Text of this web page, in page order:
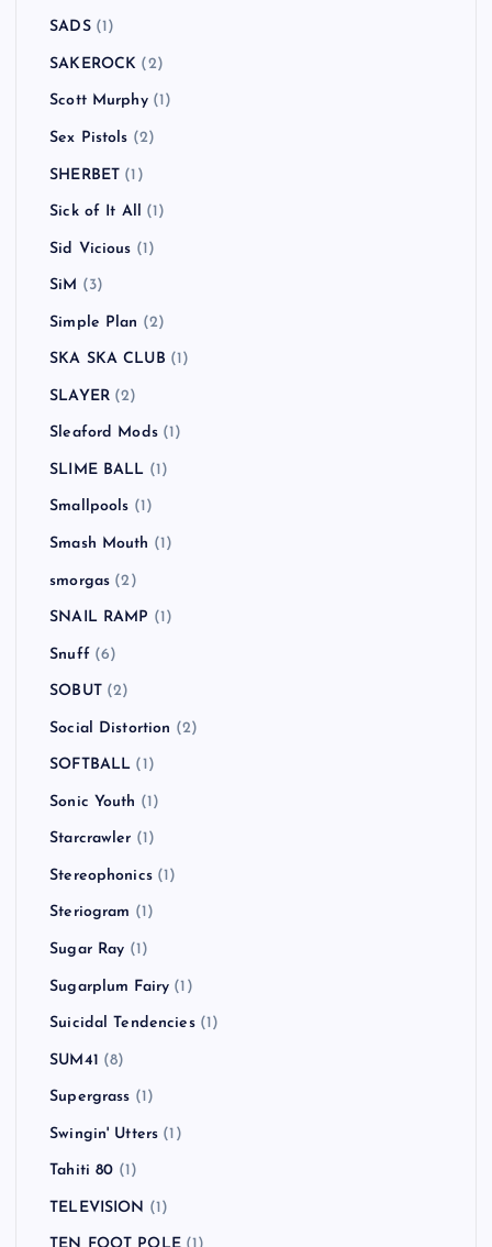
SADS(1)
SAKEROCK (2)
Scott Murphy(1)
Sex Pistols (2)
SHERBET (1)
Sick of It All (1)
Sid Vicious (1)
SiM (3)
Simple Plan (2)
SKA SKA CLUB (1)
SLAYER(2)
Sleaford Mods(1)
SLIME BALL (1)
Smallpools (1)
Smash Mouth (1)
smorgas (2)
SNAIL RAMP (1)
Snuff (6)
SOBUT(2)
Social Distortion (2)
SOFTBALL (1)
Sonic Youth (1)
Starcrawler (1)
Stereophonics(1)
Steriogram (1)
Sugar Ray (1)
Sugarplum Fairy (1)
Suicidal Tendencies(1)
SUM41 (8)
Supergrass (1)
Swingin' Utters (1)
Tahiti 80 (1)
TELEVISION (1)